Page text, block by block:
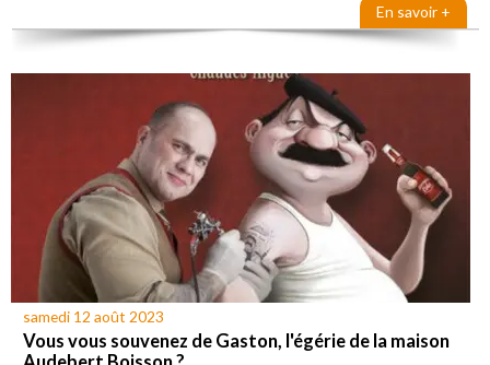
En savoir +
samedi 12 août 2023
Vous vous souvenez de Gaston, l'égérie de la maison